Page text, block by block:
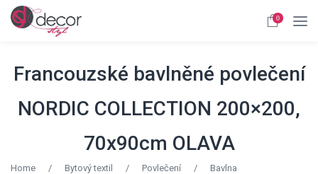
0
Francouzské bavlněné povlečení
NORDIC COLLECTION 200×200,
70x90cm OLAVA
Home / Bytový textil / Povlečení /
Bavlna